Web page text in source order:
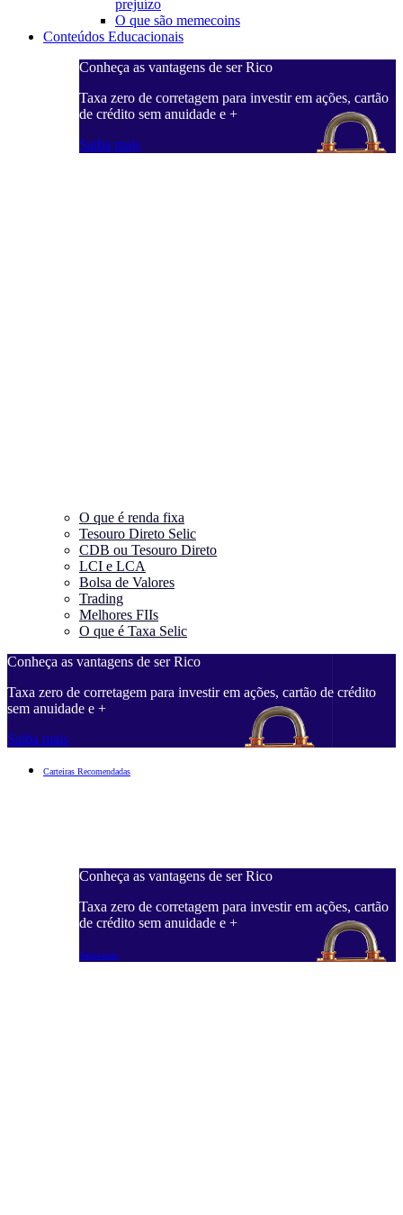
prejuízo
O que são memecoins
Conteúdos Educacionais
Conheça as vantagens de ser Rico
Taxa zero de corretagem para investir em ações, cartão
de crédito sem anuidade e +
Saiba mais
O que é renda fixa
Tesouro Direto Selic
CDB ou Tesouro Direto
LCI e LCA
Bolsa de Valores
Trading
Melhores FIIs
O que é Taxa Selic
Conheça as vantagens de ser Rico
Taxa zero de corretagem para investir em ações, cartão de crédito
sem anuidade e +
Saiba mais
Carteiras Recomendadas
Conheça as vantagens de ser Rico
Taxa zero de corretagem para investir em ações, cartão
de crédito sem anuidade e +
Saiba mais